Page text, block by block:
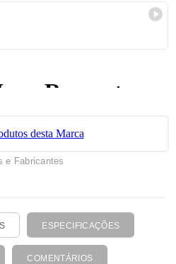
e Fabricantes
ESPECIFICAÇÕES
COMENTÁRIOS